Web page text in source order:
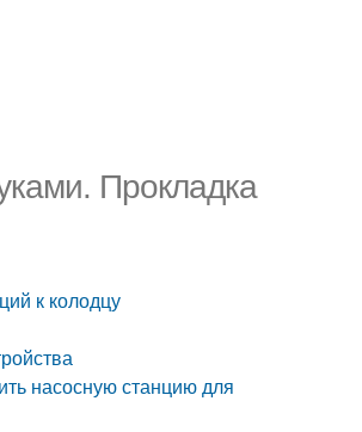
Прокладка
к колодцу
насосную станцию для